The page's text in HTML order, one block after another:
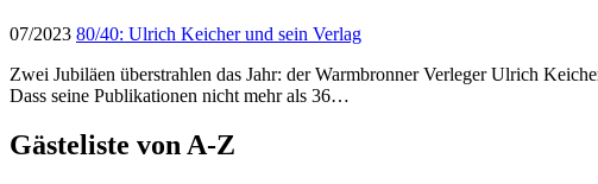
07/2023 80/40: Ulrich Keicher und sein Verlag
Zwei Jubiläen überstrahlen das Jahr: der Warmbronner Verleger Ulrich
Dass seine Publikationen nicht mehr als 36…
Gästeliste von A-Z